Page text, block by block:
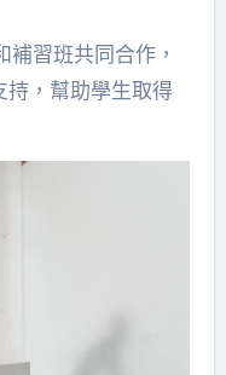
習班共同合作，
持，幫助學生取得